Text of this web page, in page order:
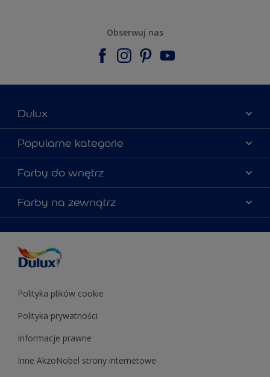
Obserwuj nas
Dulux
Materiały marketingowe
Mapa strony
Kontakt
Zgodność kolorów
Popularne kategorie
Kolory farb
Porady ekspertów
Zainspiruj się
Znajdź sklep
Farby do wnętrz
Farby do ścian
Farby uniwersalne
Podkłady i grunty
Testery farb
Farby do sufitów
Farby na zewnątrz
Farby uniwersalne
Podkłady i grunty
Polityka plików cookie
Polityka prywatności
Informacje prawne
Inne AkzoNobel strony internetowe